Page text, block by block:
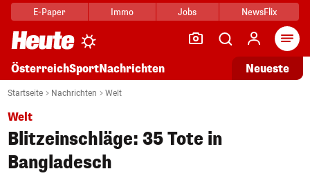
E-Paper Immo Jobs NewsFlix
ÖsterreichSportNachrichten Neueste
Startseite Nachrichten Welt
Welt
Blitzeinschläge: 35 Tote in
Bangladesch